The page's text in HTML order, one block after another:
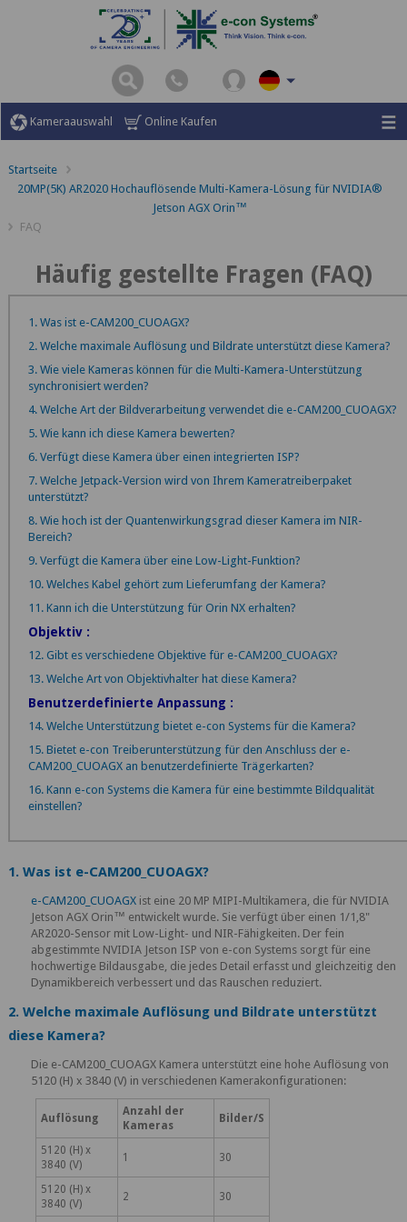
Kameraauswahl Online Kaufen
Startseite
20MP(5K) AR2020 Hochauflösende Multi-Kamera-Lösung für NVIDIA®
Jetson AGX Orin™
FAQ
Häufig gestellte Fragen (FAQ)
1. Was ist e-CAM200_CUOAGX?
2. Welche maximale Auflösung und Bildrate unterstützt diese Kamera?
3. Wie viele Kameras können für die Multi-Kamera-Unterstützung
synchronisiert werden?
4. Welche Art der Bildverarbeitung verwendet die e-CAM200_CUOAGX?
5. Wie kann ich diese Kamera bewerten?
6. Verfügt diese Kamera über einen integrierten ISP?
7. Welche Jetpack-Version wird von Ihrem Kameratreiberpaket
unterstützt?
8. Wie hoch ist der Quantenwirkungsgrad dieser Kamera im NIR-
Bereich?
9. Verfügt die Kamera über eine Low-Light-Funktion?
10. Welches Kabel gehört zum Lieferumfang der Kamera?
11. Kann ich die Unterstützung für Orin NX erhalten?
Objektiv :
12. Gibt es verschiedene Objektive für e-CAM200_CUOAGX?
13. Welche Art von Objektivhalter hat diese Kamera?
Benutzerdefinierte Anpassung :
14. Welche Unterstützung bietet e-con Systems für die Kamera?
15. Bietet e-con Treiberunterstützung für den Anschluss der e-
CAM200_CUOAGX an benutzerdefinierte Trägerkarten?
16. Kann e-con Systems die Kamera für eine bestimmte Bildqualität
einstellen?
1. Was ist e-CAM200_CUOAGX?
e-CAM200_CUOAGX ist eine 20 MP MIPI-Multikamera, die für NVIDIA
Jetson AGX Orin™ entwickelt wurde. Sie verfügt über einen 1/1,8"
AR2020-Sensor mit Low-Light- und NIR-Fähigkeiten. Der fein
abgestimmte NVIDIA Jetson ISP von e-con Systems sorgt für eine
hochwertige Bildausgabe, die jedes Detail erfasst und gleichzeitig den
Dynamikbereich verbessert und das Rauschen reduziert.
2. Welche maximale Auflösung und Bildrate unterstützt
diese Kamera?
Die e-CAM200_CUOAGX Kamera unterstützt eine hohe Auflösung von
5120 (H) x 3840 (V) in verschiedenen Kamerakonfigurationen:
Auflösung
Anzahl der
Kameras
Bilder/S
5120 (H) x
3840 (V)
1 30
5120 (H) x
3840 (V)
2 30